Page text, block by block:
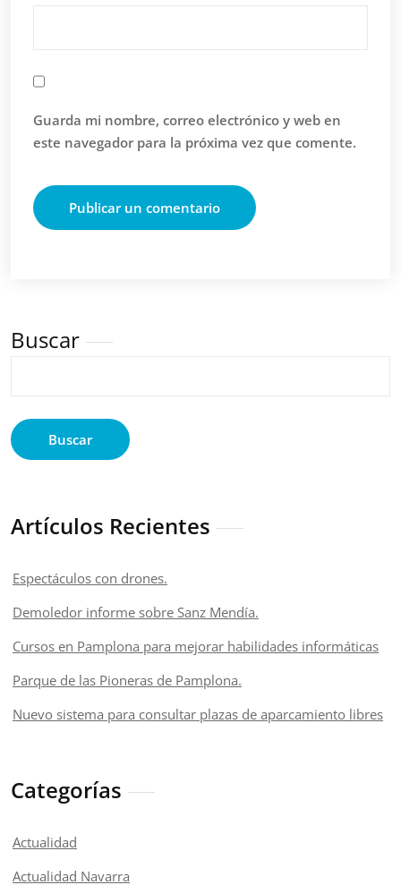
Guarda mi nombre, correo electrónico y web en
este navegador para la próxima vez que comente.
Buscar
Buscar
Artículos Recientes
Espectáculos con drones.
Demoledor informe sobre Sanz Mendía.
Cursos en Pamplona para mejorar habilidades informáticas
Parque de las Pioneras de Pamplona.
Nuevo sistema para consultar plazas de aparcamiento libres
Categorías
Actualidad
Actualidad Navarra